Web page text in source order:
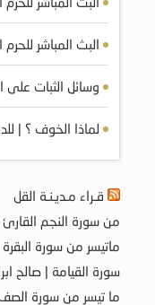
البث المباشر للحرم
وسائل الثبات على
لماذا الخوف ؟ |
قـراء مـديـنـة القل
من سورة النجم
ماتيسر من سورة البقرة
سورة القيامة | صالح
ما تيسر من سورة